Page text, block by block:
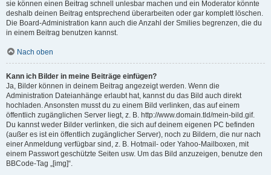
sie können einen Beitrag schnell unlesbar machen und ein Moderator könnte
deshalb deinen Beitrag entsprechend überarbeiten oder gar komplett löschen.
Die Board-Administration kann auch die Anzahl der Smilies begrenzen, die du
in einem Beitrag benutzen kannst.
Nach oben
Kann ich Bilder in meine Beiträge einfügen?
Ja, Bilder können in deinem Beitrag angezeigt werden. Wenn die
Administration Dateianhänge erlaubt hat, kannst du das Bild auch direkt
hochladen. Ansonsten musst du zu einem Bild verlinken, das auf einem
öffentlich zugänglichen Server liegt, z. B. http://www.domain.tld/mein-bild.gif.
Du kannst weder Bilder verlinken, die sich auf deinem eigenen PC befinden
(außer es ist ein öffentlich zugänglicher Server), noch zu Bildern, die nur nach
einer Anmeldung verfügbar sind, z. B. Hotmail- oder Yahoo-Mailboxen, mit
einem Passwort geschützte Seiten usw. Um das Bild anzuzeigen, benutze den
BBCode-Tag „[img]“.